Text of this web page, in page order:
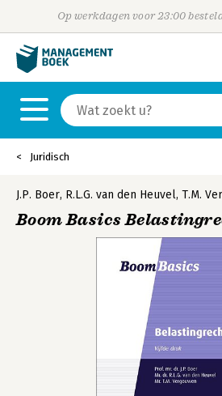
Op werkdagen voor 23:00
Juridisch
J.P. Boer, R.L.G. van den Heuvel, T.M.
Boom Basics